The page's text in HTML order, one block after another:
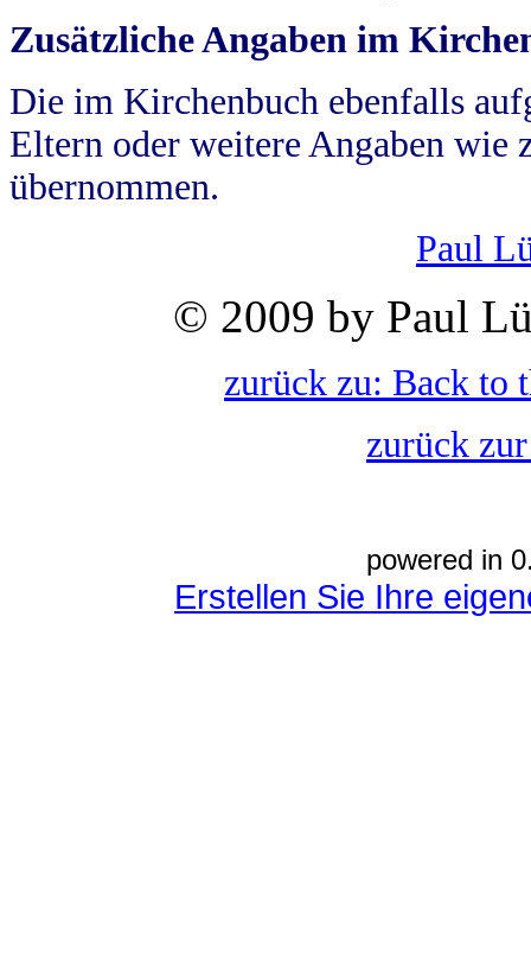
Zusätzliche Angaben im
Die im Kirchenbuch ebenfalls
Eltern oder weitere Angaben wie
übernommen.
Paul
© 2009 by Paul
zurück zu: Back to
zurück
powered in
Erstellen Sie Ihre